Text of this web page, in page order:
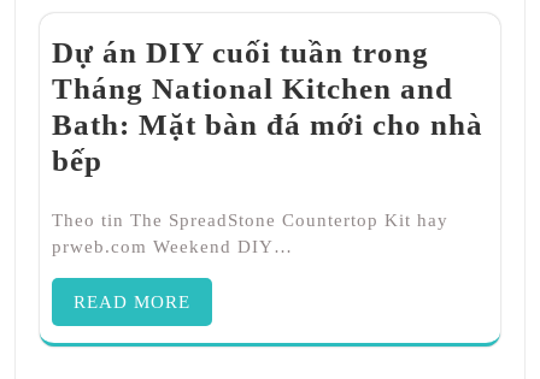
Dự án DIY cuối tuần trong
Tháng National Kitchen and
Bath: Mặt bàn đá mới cho nhà
bếp
Theo tin The SpreadStone Countertop Kit hay
prweb.com Weekend DIY…
READ MORE